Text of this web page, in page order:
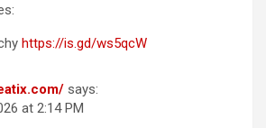
https://is.gd/ws5qcW
says:
at 2:14 PM